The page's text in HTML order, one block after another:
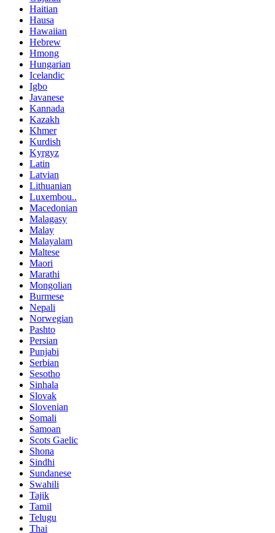
Haitian
Hausa
Hawaiian
Hebrew
Hmong
Hungarian
Icelandic
Igbo
Javanese
Kannada
Kazakh
Khmer
Kurdish
Kyrgyz
Latin
Latvian
Lithuanian
Luxembou..
Macedonian
Malagasy
Malay
Malayalam
Maltese
Maori
Marathi
Mongolian
Burmese
Nepali
Norwegian
Pashto
Persian
Punjabi
Serbian
Sesotho
Sinhala
Slovak
Slovenian
Somali
Samoan
Scots Gaelic
Shona
Sindhi
Sundanese
Swahili
Tajik
Tamil
Telugu
Thai